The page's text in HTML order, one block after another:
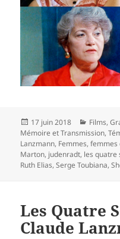
Publié
le
17 juin 2018 Films,
Mémoire et Transmission,
Lanzmann, Femmes,femmes
Marton, judenradt, les quatre
Ruth Elias,Serge Toubiana,
Les Quatre
Claude